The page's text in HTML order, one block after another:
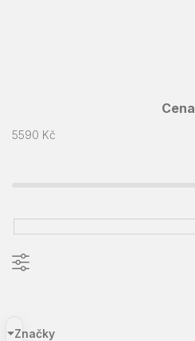
Cena
5590 Kč
Značky